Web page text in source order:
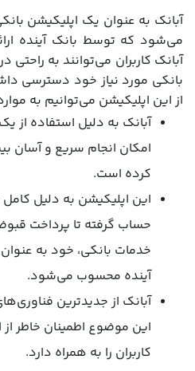
آبانک به عنوان یک اپلیکیشن
می‌شود که توسط بانک آینده
آبانک کاربران می‌توانند به
بانکی مورد نیاز خود دسترسی
از این اپلیکیشن می‌توانیم به
آبانک به دلیل استفاده از
امکان انجام سریع و آسان
کرده است.
این اپلیکیشن به دلیل
حساب گرفته تا پرداخت
خدمات بانکی، خود به
آینده محسوب می‌شود.
آبانک از جدیدترین
این موضوع اطمینان خاطر
کاربران را به همراه دارد.